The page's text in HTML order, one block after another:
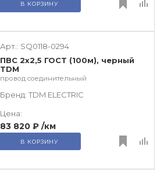
В КОРЗИНУ
Арт.: SQ0118-0294
ПВС 2х2,5 ГОСТ (100м), черный
TDM
провод соединительный
Бренд: TDM ЕLECTRIC
Цена:
83 820 ₽ /км
В КОРЗИНУ